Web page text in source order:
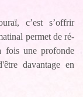
c’est s’offrir
permet de ré-
fois une profonde
davantage en